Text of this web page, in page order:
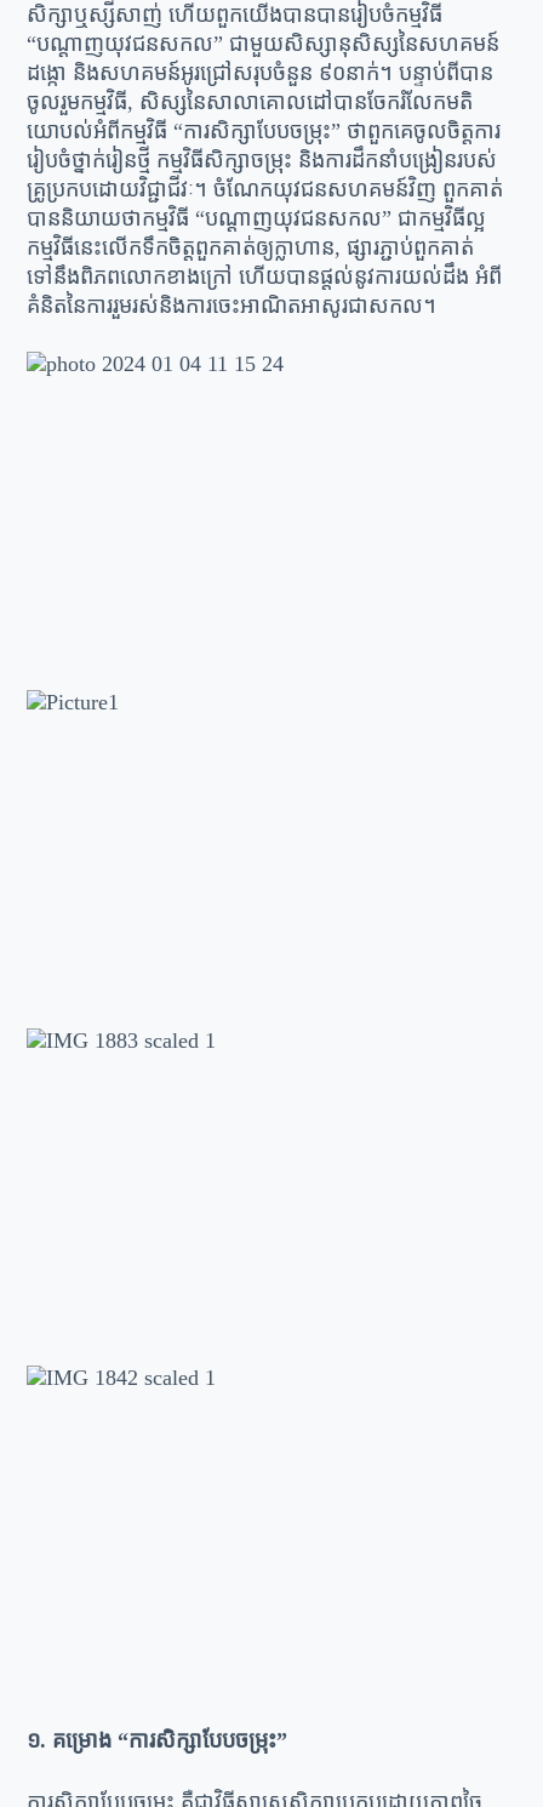
សិក្សាឬស្សីសាញ់ ហើយពួកយើងបានបានរៀបចំកម្មវិធី
“បណ្តាញយុវជនសកល” ជាមួយសិស្សានុសិស្សនៃសហគមន៍
ដង្កោ និងសហគមន៍អូរជ្រៅសរុបចំនួន ៩០នាក់។ បន្ទាប់ពីបាន
ចូលរួមកម្មវិធី, សិស្សនៃសាលាគោលដៅបានចែករំលែកមតិ
យោបល់អំពីកម្មវិធី “ការសិក្សាបែបចម្រុះ” ថាពួកគេចូលចិត្តការ
រៀបចំថ្នាក់រៀនថ្មី កម្មវិធីសិក្សាចម្រុះ និងការដឹកនាំបង្រៀនរបស់
គ្រូប្រកបដោយវិជ្ជាជីវៈ។ ចំណែកយុវជនសហគមន៍វិញ ពួកគាត់
បាននិយាយថាកម្មវិធី “បណ្តាញយុវជនសកល” ជាកម្មវិធីល្អ
កម្មវិធីនេះលើកទឹកចិត្តពួកគាត់ឲ្យក្លាហាន, ផ្សារភ្ជាប់ពួកគាត់
ទៅនឹងពិភពលោកខាងក្រៅ ហើយបានផ្តល់នូវការយល់ដឹង អំពី
គំនិតនៃការរួមរស់និងការចេះអាណិតអាសូរជាសកល។
១. គម្រោង “ការសិក្សាបែបចម្រុះ”